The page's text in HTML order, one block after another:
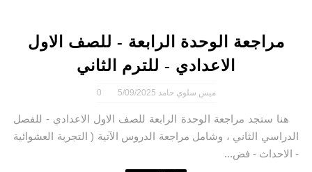
مراجعة الوحدة الرابعة - للصف الاول
الاعدادي - للترم الثاني
ميس سلوي حامد 5/09/2025
0
هنا ستجد مراجعة الوحدة الرابعة للصف الاول الاعدادي - للفصل
الدراسي الثاني ، وشامل مراجعة الدروس الآتية ( التجربة العشوائية
- الاحداث - فض...